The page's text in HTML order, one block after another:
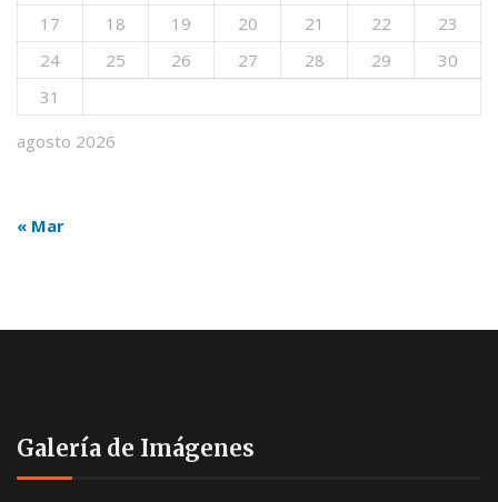
agosto 2026
17
18 19 20 21 22
23
24
25 26 27 28 29
30
31
« Mar
Galería de Imágenes